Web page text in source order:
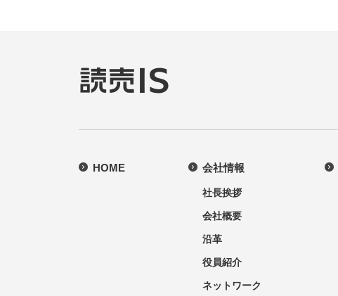
HOME 会社情報
社長挨拶
会社概要
沿革
役員紹介
ネットワーク